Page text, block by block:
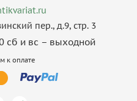
пер., д.9, стр. 3
сб и вс – выходной
к оплате